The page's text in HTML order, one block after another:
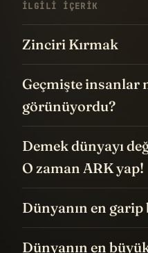
İLGILI IÇERIK
Zinciri Kırmak
Geçmişte insanlar
görünüyordu?
Demek dünyayı
O zaman ARK yap!
Dünyanın en garip
Dünyanın en